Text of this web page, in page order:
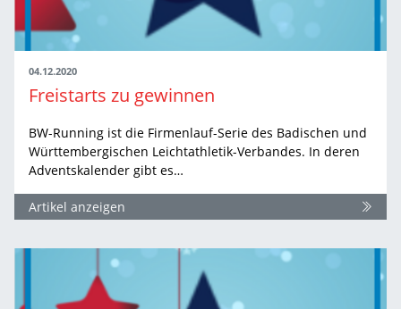
04.12.2020
Freistarts zu gewinnen
BW-Running ist die Firmenlauf-Serie des Badischen und
Württembergischen Leichtathletik-Verbandes. In deren
Adventskalender gibt es…
Artikel anzeigen